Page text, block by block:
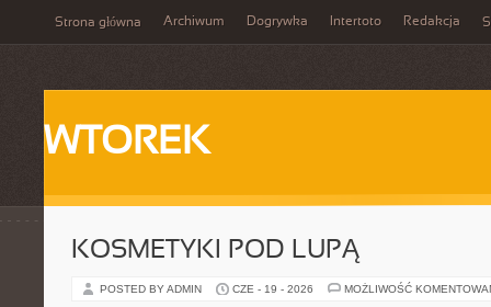
Strona główna Archiwum Dogrywka Intertoto Redakcja
WTOREK
KOSMETYKI POD LUPĄ
POSTED BY ADMIN CZE - 19 - 2026 MOŻLIWOŚĆ